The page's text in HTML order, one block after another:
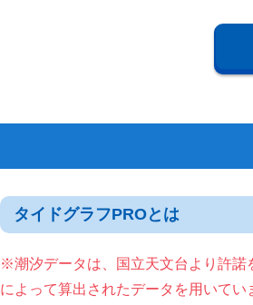
タイドグラフPROとは
※潮汐データは、国立天文台より許諾
によって算出されたデータを用いてい